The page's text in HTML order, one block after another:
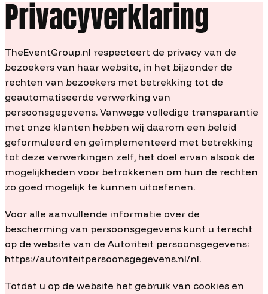
Privacyverklaring
TheEventGroup.nl respecteert de privacy van de
bezoekers van haar website, in het bijzonder de
rechten van bezoekers met betrekking tot de
geautomatiseerde verwerking van
persoonsgegevens. Vanwege volledige transparantie
met onze klanten hebben wij daarom een beleid
geformuleerd en geïmplementeerd met betrekking
tot deze verwerkingen zelf, het doel ervan alsook de
mogelijkheden voor betrokkenen om hun de rechten
zo goed mogelijk te kunnen uitoefenen.
Voor alle aanvullende informatie over de
bescherming van persoonsgegevens kunt u terecht
op de website van de Autoriteit persoonsgegevens:
https://autoriteitpersoonsgegevens.nl/nl.
Totdat u op de website het gebruik van cookies en